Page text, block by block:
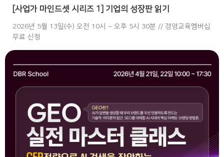
[사업가 마인드셋 시리즈 1] 기업의 성장판 읽기
2026년 5월 13일(수) 오전 10시 ~ 오후 5시 30분 // 경영교육멤버십
무료 신청